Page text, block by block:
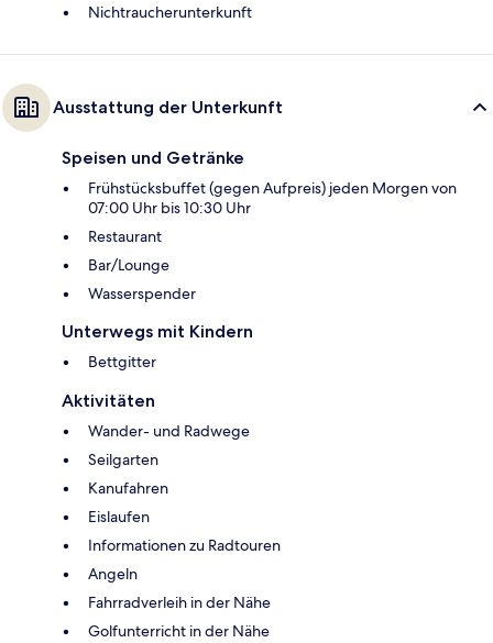
Nichtraucherunterkunft
Ausstattung der Unterkunft
Speisen und Getränke
Frühstücksbuffet (gegen Aufpreis) jeden Morgen von
07:00 Uhr bis 10:30 Uhr
Restaurant
Bar/Lounge
Wasserspender
Unterwegs mit Kindern
Bettgitter
Aktivitäten
Wander- und Radwege
Seilgarten
Kanufahren
Eislaufen
Informationen zu Radtouren
Angeln
Fahrradverleih in der Nähe
Golfunterricht in der Nähe